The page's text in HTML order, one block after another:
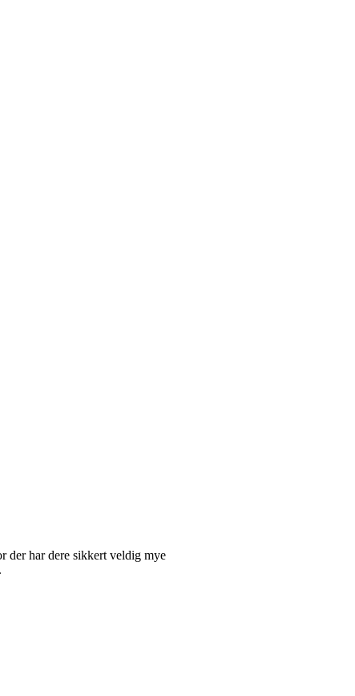
der har dere sikkert veldig mye